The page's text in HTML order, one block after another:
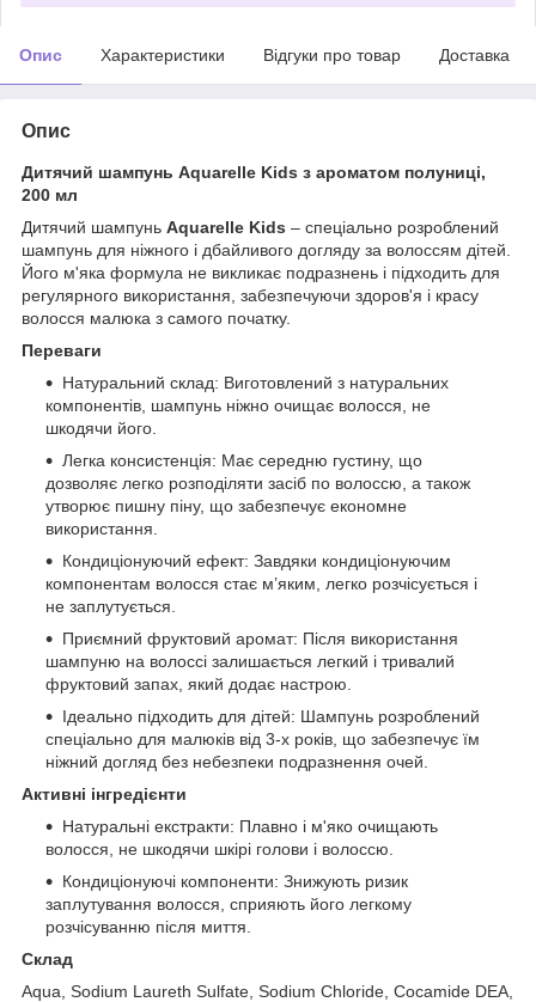
Опис Характеристики Відгуки про товар Доставка
Опис
Дитячий шампунь Aquarelle Kids з ароматом полуниці,
200 мл
Дитячий шампунь Aquarelle Kids – спеціально розроблений
шампунь для ніжного і дбайливого догляду за волоссям дітей.
Його м'яка формула не викликає подразнень і підходить для
регулярного використання, забезпечуючи здоров'я і красу
волосся малюка з самого початку.
Переваги
Натуральний склад: Виготовлений з натуральних
компонентів, шампунь ніжно очищає волосся, не
шкодячи його.
Легка консистенція: Має середню густину, що
дозволяє легко розподіляти засіб по волоссю, а також
утворює пишну піну, що забезпечує економне
використання.
Кондиціонуючий ефект: Завдяки кондиціонуючим
компонентам волосся стає м’яким, легко розчісується і
не заплутується.
Приємний фруктовий аромат: Після використання
шампуню на волоссі залишається легкий і тривалий
фруктовий запах, який додає настрою.
Ідеально підходить для дітей: Шампунь розроблений
спеціально для малюків від 3-х років, що забезпечує їм
ніжний догляд без небезпеки подразнення очей.
Активні інгредієнти
Натуральні екстракти: Плавно і м'яко очищають
волосся, не шкодячи шкірі голови і волоссю.
Кондиціонуючі компоненти: Знижують ризик
заплутування волосся, сприяють його легкому
розчісуванню після миття.
Склад
Aqua, Sodium Laureth Sulfate, Sodium Chloride, Cocamide DEA,